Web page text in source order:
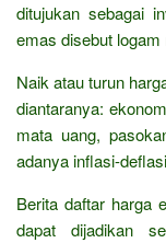
ditujukan sebagai
emas disebut
Naik atau turun
diantaranya:
mata uang,
adanya inflasi-
Berita daftar harga
dapat dijadikan